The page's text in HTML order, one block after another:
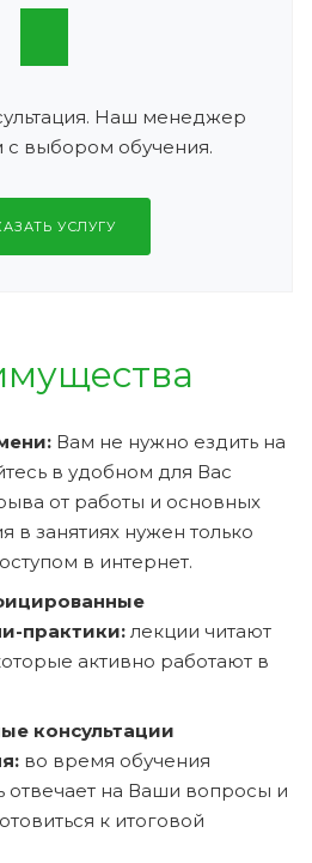
Наш менеджер
выбором обучения.
УСЛУГУ
Вам не нужно ездить на
в удобном для Вас
от работы и основных
в занятиях нужен только
в интернет.
практики: лекции читают
активно работают в
консультации
во время обучения
отвечает на Ваши вопросы и
к итоговой